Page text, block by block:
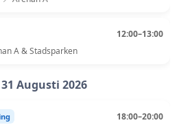
12:00–13:00
A & Stadsparken
Augusti 2026
18:00–20:00